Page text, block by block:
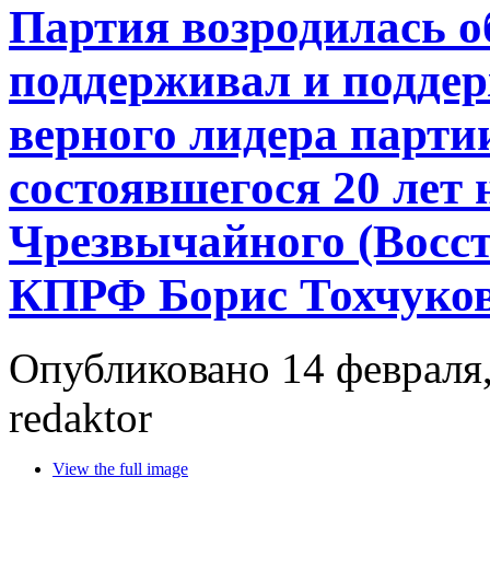
Партия возродилась
поддерживал и
верного лидера
состоявшегося 20 лет
Чрезвычайного
КПРФ Борис
Опубликовано 14
redaktor
View the full image